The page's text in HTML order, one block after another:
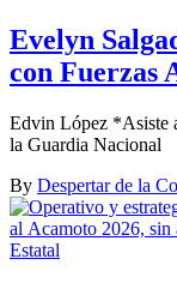
Evelyn
con Fuerzas
Edvin López *Asiste
la Guardia Nacional
By Despertar de la
Estatal